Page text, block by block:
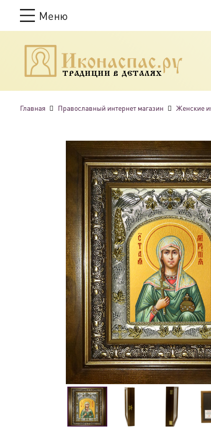
Меню
ТРАДИЦИИ В ДЕТАЛЯХ
Главная Православный интернет магазин Женские